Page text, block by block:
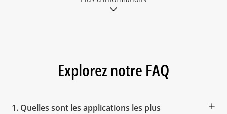
Explorez notre FAQ
1. Quelles sont les applications les plus